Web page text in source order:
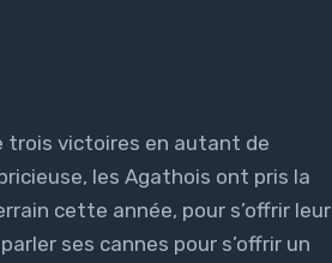
trois victoires en autant de
les Agathois ont pris la
cette année, pour s’offrir leur
ses cannes pour s’offrir un